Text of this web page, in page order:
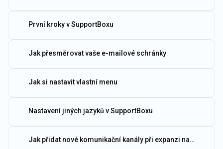
První kroky v SupportBoxu
Jak přesměrovat vaše e-mailové schránky
Jak si nastavit vlastní menu
Nastavení jiných jazyků v SupportBoxu
Jak přidat nové komunikační kanály při expanzi na